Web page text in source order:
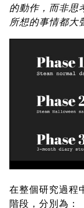
的動作，而非思
所想的事情都大
在整個研究過程
階段，分別為：